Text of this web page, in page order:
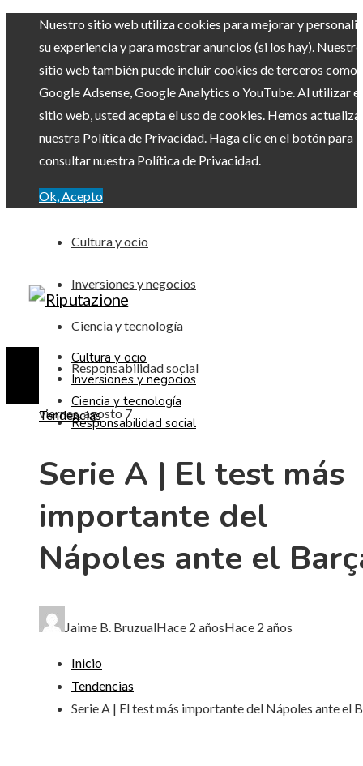
Nuestro sitio web utiliza cookies para mejorar y
su experiencia y para mostrar anuncios (si los hay). Nuestro
sitio web también puede incluir cookies de terceros como
Google Adsense, Google Analytics o YouTube. Al utilizar el
sitio web, usted acepta el uso de cookies. Hemos
nuestra Política de Privacidad. Haga clic en el botón para
consultar nuestra Política de Privacidad.
Ok, Acepto
Cultura y ocio
Inversiones y negocios
Ciencia y tecnología
Responsabilidad social
viernes, agosto 7
Cultura y ocio
Inversiones y negocios
Ciencia y tecnología
Responsabilidad social
Tendencias
Serie A | El test más
importante del
Nápoles ante el
Jaime B. BruzualHace 2 añosHace 2 años
Inicio
Tendencias
Serie A | El test más importante del Nápoles ante el